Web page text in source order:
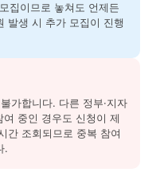
집이므로 놓쳐도 언제든
발생 시 추가 모집이 진행
가합니다. 다른 정부·지자
중인 경우도 신청이 제
간 조회되므로 중복 참여
.